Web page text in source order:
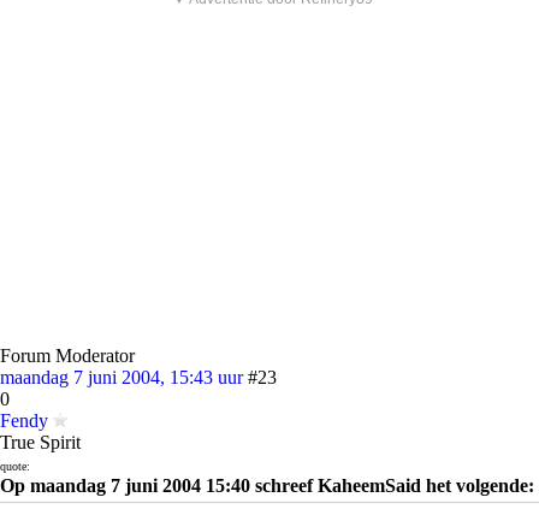
Forum Moderator
maandag 7 juni 2004, 15:43 uur #23
0
Fendy
True Spirit
quote:
Op maandag 7 juni 2004 15:40 schreef KaheemSaid het volgende: